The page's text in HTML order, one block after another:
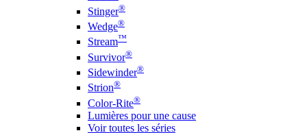
Stinger®
Wedge®
Stream™
Survivor®
Sidewinder®
Strion®
Color-Rite®
Lumières pour une cause
Voir toutes les séries